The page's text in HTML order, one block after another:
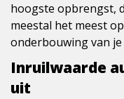
hoogste opbrengst,
meestal het meest
onderbouwing van
Inruilwaarde
uit